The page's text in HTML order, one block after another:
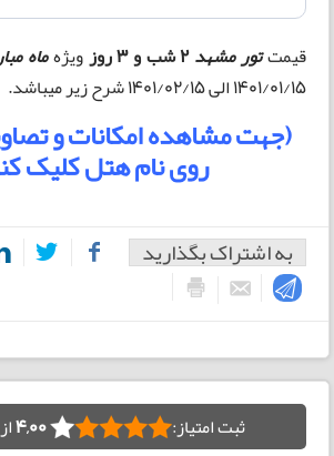
قیمتتور مشهد2 شب و 3 روز ویژهماه
1401/01/15 الی 1401/02/15 شرح زیر میباشد.
(جهت مشاهده امکانات و
روی نام هتل کلیک
به اشتراک بگذارید
ثبت امتیاز: 4,00